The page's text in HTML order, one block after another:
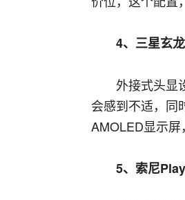
4、三星玄
外接式头显
会感到不适，同
AMOLED显示屏
5、索尼